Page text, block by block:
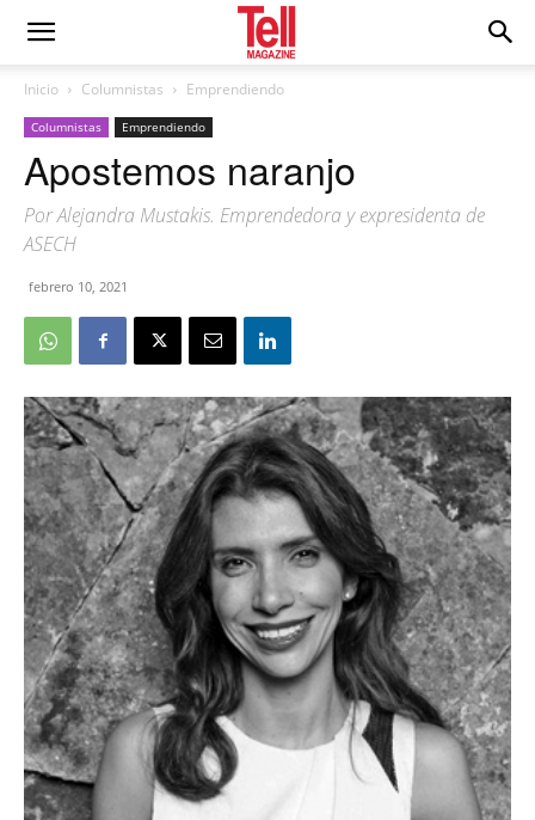
Inicio Columnistas Emprendiendo
Columnistas Emprendiendo
Apostemos naranjo
Por Alejandra Mustakis. Emprendedora y expresidenta de
ASECH
febrero 10, 2021